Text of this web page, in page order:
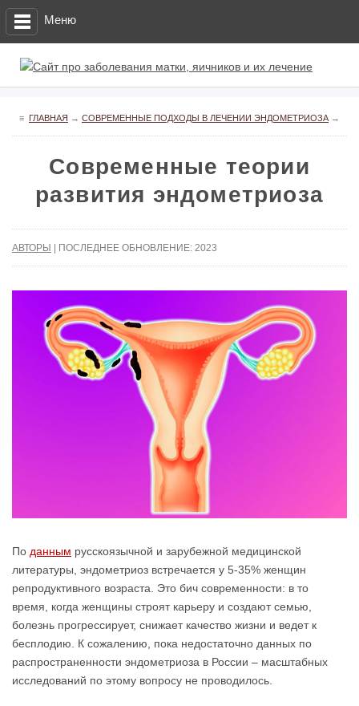
≡ ГЛАВНАЯ → СОВРЕМЕННЫЕ ПОДХОДЫ В ЛЕЧЕНИИ ЭНДОМЕТРИОЗА →
Современные теории
развития эндометриоза
АВТОРЫ | ПОСЛЕДНЕЕ ОБНОВЛЕНИЕ: 2023
По данным русскоязычной и зарубежной медицинской
литературы, эндометриоз встречается у 5-35% женщин
репродуктивного возраста. Это бич современности: в то
время, когда женщины строят карьеру и создают семью,
болезнь прогрессирует, снижает качество жизни и ведет к
бесплодию. К сожалению, пока недостаточно данных по
распространенности эндометриоза в России – масштабных
исследований по этому вопросу не проводилось.
Меню